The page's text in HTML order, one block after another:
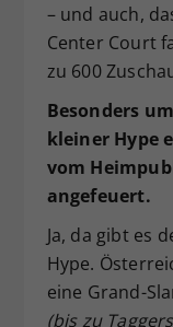
– und auch,
Center Court
zu 600
Besonders
kleiner Hype
vom
angefeuert.
Ja, da gibt es
Hype.
eine Grand-
(bis zu